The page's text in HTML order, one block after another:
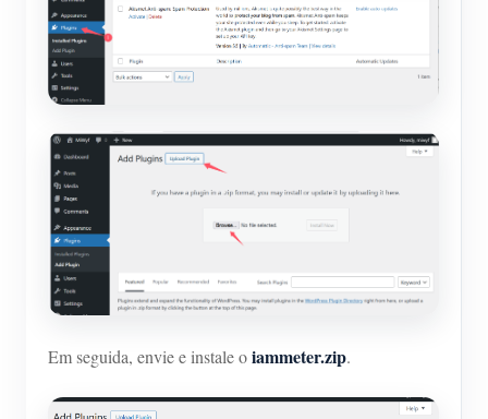
Em seguida, envie e instale oiammeter.zip.